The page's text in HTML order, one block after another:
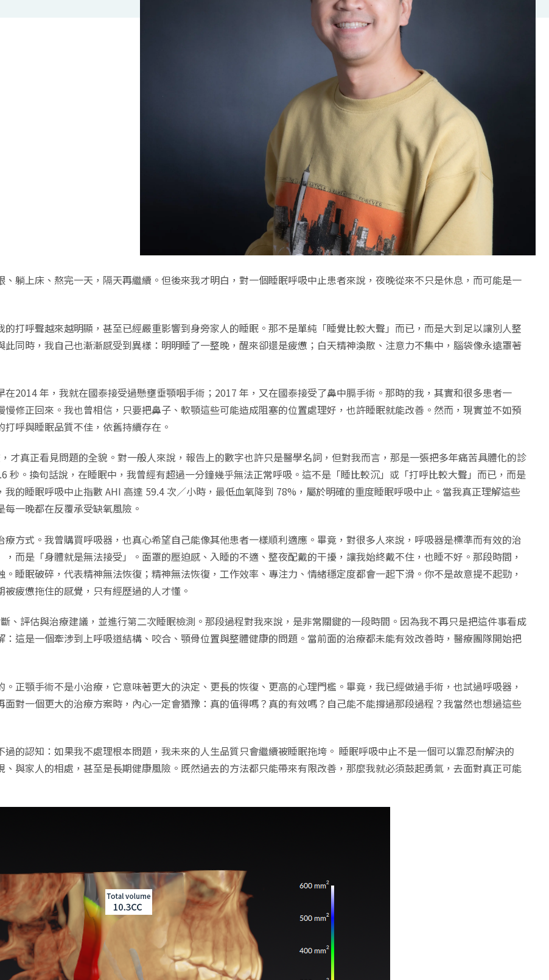
躺上床、熬完一天，隔天再繼續。但後來我才明白，對一個睡眠呼吸中止患者來說，夜晚從來不只是休息，而可能是一
打呼聲越來越明顯，甚至已經嚴重影響到身旁家人的睡眠。那不是單純「睡覺比較大聲」而已，而是大到足以讓別人整
同時，我自己也漸漸感受到異樣：明明睡了一整晚，醒來卻還是疲憊；白天精神渙散、注意力不集中，腦袋像永遠罩著
2014 年，我就在國泰接受過懸壅垂顎咽手術；2017 年，又在國泰接受了鼻中膈手術。那時的我，其實和很多患者一
修正回來。我也曾相信，只要把鼻子、軟顎這些可能造成阻塞的位置處理好，也許睡眠就能改善。然而，現實並不如預
呼與睡眠品質不佳，依舊持續存在。
才真正看見問題的全貌。對一般人來說，報告上的數字也許只是醫學名詞，但對我而言，那是一張把多年痛苦具體化的診
秒。換句話說，在睡眠中，我曾經有超過一分鐘幾乎無法正常呼吸。這不是「睡比較沉」或「打呼比較大聲」而已，而是
的睡眠呼吸中止指數 AHI 高達 59.4 次／小時，最低血氧降到 78%，屬於明確的重度睡眠呼吸中止。當我真正理解這些
一晚都在反覆承受缺氧風險。
方式。我曾購買呼吸器，也真心希望自己能像其他患者一樣順利適應。畢竟，對很多人來說，呼吸器是標準而有效的治
而是「身體就是無法接受」。面罩的壓迫感、入睡的不適、整夜配戴的干擾，讓我始終戴不住，也睡不好。那段時間，
睡眠破碎，代表精神無法恢復；精神無法恢復，工作效率、專注力、情緒穩定度都會一起下滑。你不是故意提不起勁，
疲憊拖住的感覺，只有經歷過的人才懂。
、評估與治療建議，並進行第二次睡眠檢測。那段過程對我來說，是非常關鍵的一段時間。因為我不再只是把這件事看成
：這是一個牽涉到上呼吸道結構、咬合、顎骨位置與整體健康的問題。當前面的治療都未能有效改善時，醫療團隊開始把
正顎手術不是小治療，它意味著更大的決定、更長的恢復、更高的心理門檻。畢竟，我已經做過手術，也試過呼吸器，
對一個更大的治療方案時，內心一定會猶豫：真的值得嗎？真的有效嗎？自己能不能撐過那段過程？我當然也想過這些
的認知：如果我不處理根本問題，我未來的人生品質只會繼續被睡眠拖垮。 睡眠呼吸中止不是一個可以靠忍耐解決的
與家人的相處，甚至是長期健康風險。既然過去的方法都只能帶來有限改善，那麼我就必須鼓起勇氣，去面對真正可能